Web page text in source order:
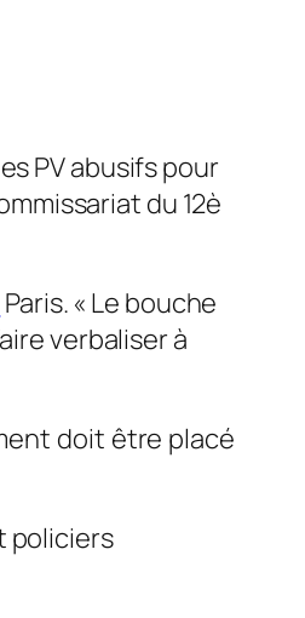
PV abusifs pour
du 12è
Paris. « Le bouche
verbaliser à
doit être placé
policiers